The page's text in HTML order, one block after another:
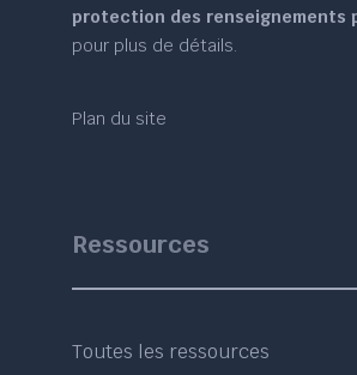
protection des renseignements
pour plus de détails.
Plan du site
Ressources
Toutes les ressources